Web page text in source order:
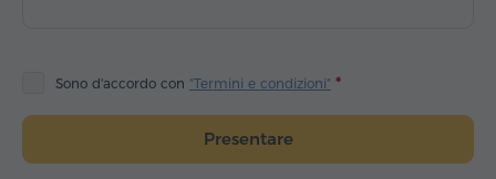
Sono d'accordo con "Termini e condizioni"
Presentare